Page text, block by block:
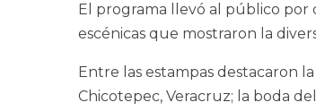
El programa llevó al público por
escénicas que mostraron la
Entre las estampas destacaron
Chicotepec, Veracruz; la boda